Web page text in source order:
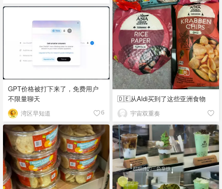
🇩🇪从Aldi买到了这些亚洲食物
宇宙双重奏
GPT价格被打下来了，免费用户
不限量聊天
湾区早知道 6